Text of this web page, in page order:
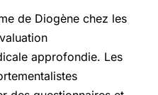
de Diogène chez les
approfondie. Les